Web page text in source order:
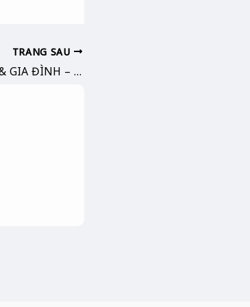
TRANG SAU
PHONG THUỶ NGÔI NHÀ & GIA ĐÌNH – CHỦ THỂ VẬN HÀNH